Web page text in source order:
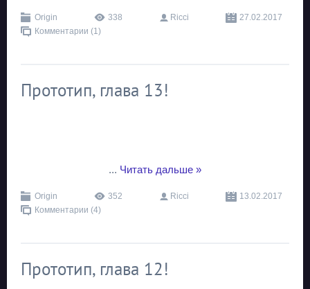
Origin 338 Ricci
27.02.2017
Комментарии (1)
Прототип, глава 13!
... Читать дальше »
Origin 352 Ricci
13.02.2017
Комментарии (4)
Прототип, глава 12!